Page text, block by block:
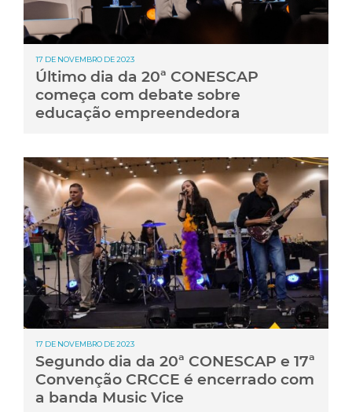
17 DE NOVEMBRO DE 2023
Último dia da 20ª CONESCAP
começa com debate sobre
educação empreendedora
17 DE NOVEMBRO DE 2023
Segundo dia da 20ª CONESCAP e 17ª
Convenção CRCCE é encerrado com
a banda Music Vice